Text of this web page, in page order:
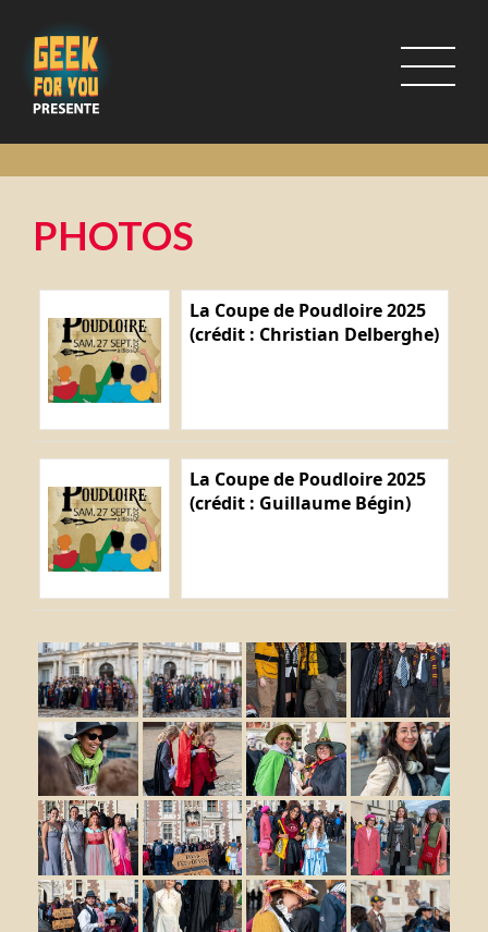
PHOTOS
La Coupe de Poudloire 2025
(crédit : Christian Delberghe)
La Coupe de Poudloire 2025
(crédit : Guillaume Bégin)